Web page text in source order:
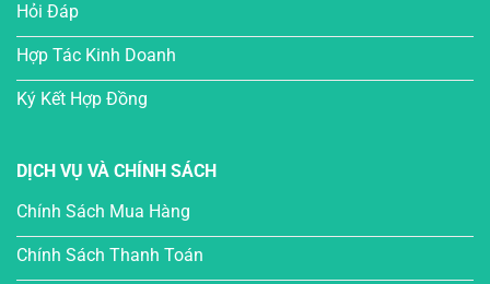
Hỏi Đáp
Hợp Tác Kinh Doanh
Ký Kết Hợp Đồng
DỊCH VỤ VÀ CHÍNH SÁCH
Chính Sách Mua Hàng
Chính Sách Thanh Toán